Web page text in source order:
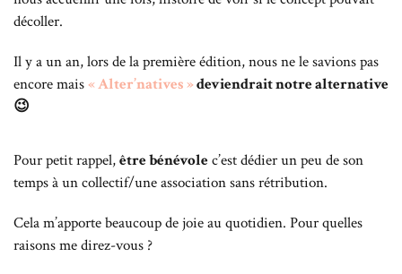
décoller.
Il y a un an, lors de la première édition, nous ne le savions pas
encore mais« Alter’natives »deviendrait notre alternative
😉
Pour petit rappel,être bénévolec’est dédier un peu de son
temps à un collectif/une association sans rétribution.
Cela m’apporte beaucoup de joie au quotidien. Pour quelles
raisons me direz-vous ?